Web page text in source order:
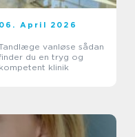
06. April 2026
vanløse sådan
du en tryg og
kompetent klinik